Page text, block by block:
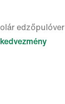
edzőpulóver